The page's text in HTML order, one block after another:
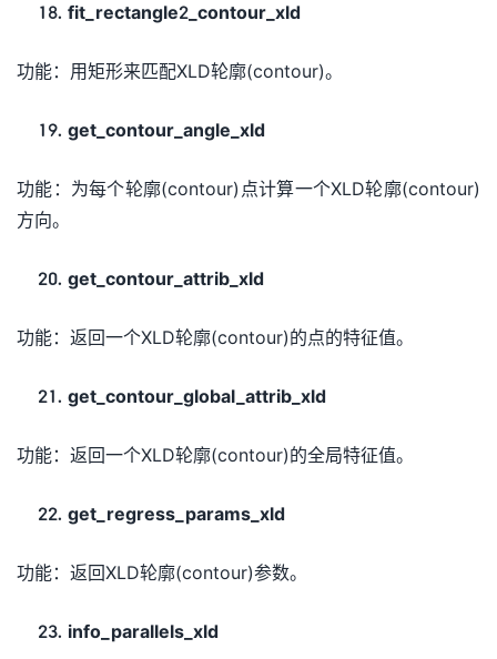
fit_rectangle2_contour_xld
功能：用矩形来匹配XLD轮廓(contour)。
get_contour_angle_xld
功能：为每个轮廓(contour)点计算一个XLD轮廓(contour)
方向。
get_contour_attrib_xld
功能：返回一个XLD轮廓(contour)的点的特征值。
get_contour_global_attrib_xld
功能：返回一个XLD轮廓(contour)的全局特征值。
get_regress_params_xld
功能：返回XLD轮廓(contour)参数。
info_parallels_xld